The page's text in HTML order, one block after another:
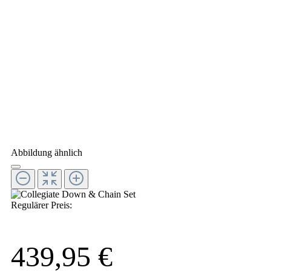
Abbildung ähnlich
Regulärer Preis:
439,95 €